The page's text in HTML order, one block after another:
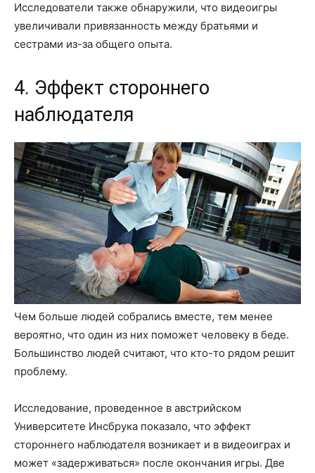
Исследователи также обнаружили, что видеоигры
увеличивали привязанность между братьями и
сестрами из-за общего опыта.
4. Эффект стороннего
наблюдателя
Чем больше людей собрались вместе, тем менее
вероятно, что один из них поможет человеку в беде.
Большинство людей считают, что кто-то рядом решит
проблему.
Исследование, проведенное в австрийском
Университете Инсбрука показало, что эффект
стороннего наблюдателя возникает и в видеоиграх и
может «задерживаться» после окончания игры. Две